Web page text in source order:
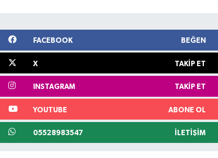
FACEBOOK BEĞEN
X TAKIP ET
INSTAGRAM TAKIP ET
YOUTUBE ABONE OL
05528983547 İLETIŞIM